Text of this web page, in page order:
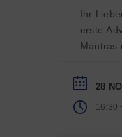
Ihr
erste
28
16:30 -